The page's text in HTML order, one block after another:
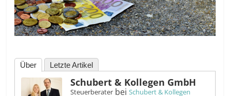
Über Letzte Artikel
Schubert & Kollegen GmbH
Steuerberater beiSchubert & Kollegen